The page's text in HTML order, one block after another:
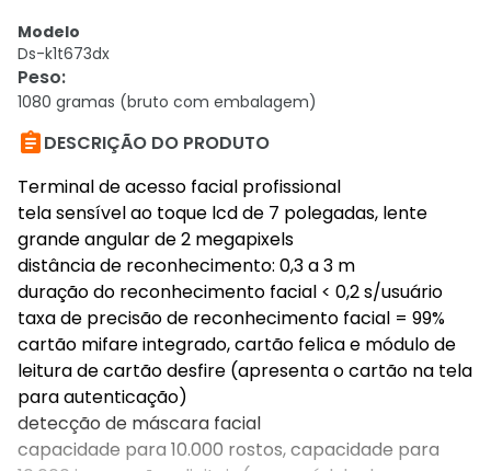
Modelo
Ds-k1t673dx
Peso:
1080 gramas (bruto com embalagem)
DESCRIÇÃO DO PRODUTO
Terminal de acesso facial profissional
tela sensível ao toque lcd de 7 polegadas, lente
grande angular de 2 megapixels
distância de reconhecimento: 0,3 a 3 m
duração do reconhecimento facial < 0,2 s/usuário
taxa de precisão de reconhecimento facial = 99%
cartão mifare integrado, cartão felica e módulo de
leitura de cartão desfire (apresenta o cartão na tela
para autenticação)
detecção de máscara facial
capacidade para 10.000 rostos, capacidade para